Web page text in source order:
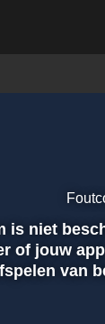
is niet
of jouw
van